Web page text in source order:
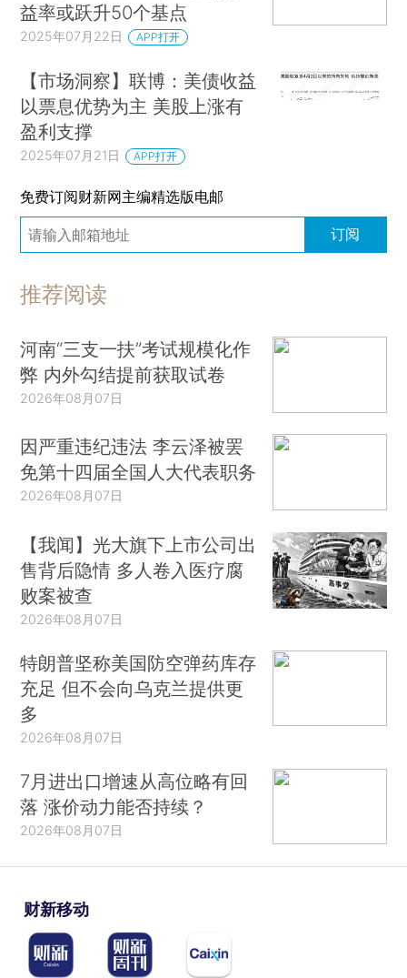
益率或跃升50个基点
2025年07月22日 APP打开
【市场洞察】联博：美债收益
以票息优势为主 美股上涨有
盈利支撑
2025年07月21日 APP打开
免费订阅财新网主编精选版电邮
订阅
推荐阅读
河南“三支一扶”考试规模化作
弊 内外勾结提前获取试卷
2026年08月07日
因严重违纪违法 李云泽被罢
免第十四届全国人大代表职务
2026年08月07日
【我闻】光大旗下上市公司出
售背后隐情 多人卷入医疗腐
败案被查
2026年08月07日
特朗普坚称美国防空弹药库存
充足 但不会向乌克兰提供更
多
2026年08月07日
7月进出口增速从高位略有回
落 涨价动力能否持续？
2026年08月07日
财新移动